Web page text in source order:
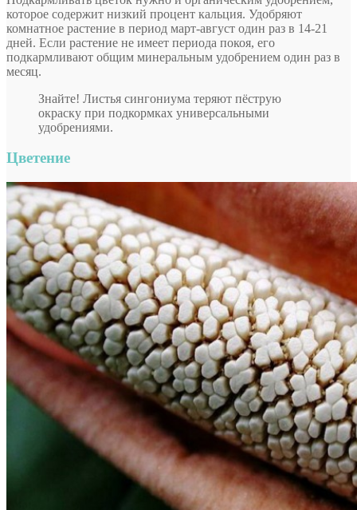
которое содержит низкий процент кальция. Удобряют
комнатное растение в период март-август один раз в 14-21
дней. Если растение не имеет периода покоя, его
подкармливают общим минеральным удобрением один раз в
месяц.
Знайте! Листья сингониума теряют пёструю
окраску при подкормках универсальными
удобрениями.
Цветение